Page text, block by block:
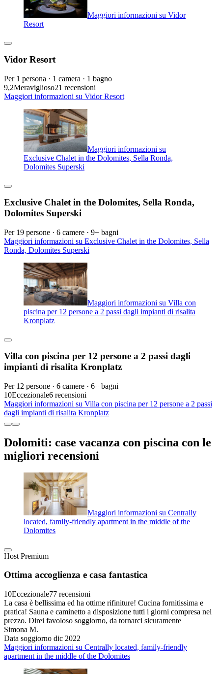
Maggiori informazioni su Vidor
Resort
Vidor Resort
Per 1 persona · 1 camera · 1 bagno
9,2Meraviglioso21 recensioni
Maggiori informazioni su Vidor Resort
Maggiori informazioni su
Exclusive Chalet in the Dolomites, Sella Ronda,
Dolomites Superski
Exclusive Chalet in the Dolomites, Sella Ronda,
Dolomites Superski
Per 19 persone · 6 camere · 9+ bagni
Maggiori informazioni su Exclusive Chalet in the Dolomites, Sella
Ronda, Dolomites Superski
Maggiori informazioni su Villa con
piscina per 12 persone a 2 passi dagli impianti di risalita
Kronplatz
Villa con piscina per 12 persone a 2 passi dagli
impianti di risalita Kronplatz
Per 12 persone · 6 camere · 6+ bagni
10Eccezionale6 recensioni
Maggiori informazioni su Villa con piscina per 12 persone a 2 passi
dagli impianti di risalita Kronplatz
Dolomiti: case vacanza con piscina con le
migliori recensioni
Maggiori informazioni su Centrally
located, family-friendly apartment in the middle of the
Dolomites
Host Premium
Ottima accoglienza e casa fantastica
10Eccezionale77 recensioni
La casa è bellissima ed ha ottime rifiniture! Cucina fornitissima e
pratica! Sauna e caminetto a disposizione tutti i giorni compresa nel
prezzo. Direi favoloso soggiorno, da tornarci sicuramente
Simona M.
Data soggiorno dic 2022
Maggiori informazioni su Centrally located, family-friendly
apartment in the middle of the Dolomites